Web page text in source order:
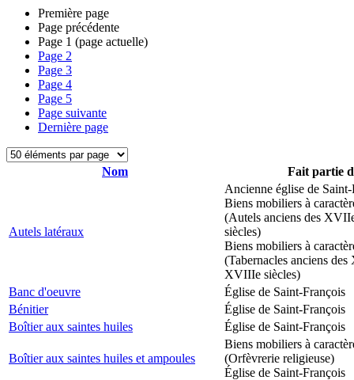
Première page
Page précédente
Page 1 (page actuelle)
Page 2
Page 3
Page 4
Page 5
Page suivante
Dernière page
Nom Fait partie
Autels latéraux
Ancienne église de Saint-
Biens mobiliers à
(Autels anciens des
siècles)
Biens mobiliers à
(Tabernacles anciens
XVIIIe siècles)
Banc d'oeuvre
Église de Saint-François
Bénitier
Église de Saint-François
Boîtier aux saintes huiles
Église de Saint-François
Boîtier aux saintes huiles et ampoules
Biens mobiliers à
(Orfèvrerie religieuse)
Église de Saint-François